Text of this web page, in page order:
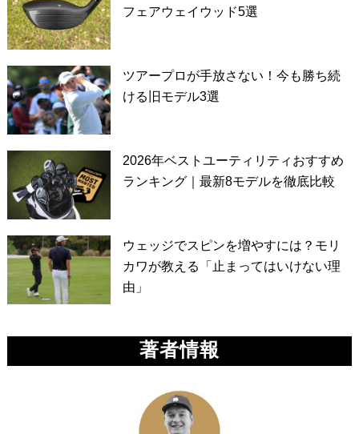
フェアウェイウッド5選
ツアープロが手放さない！今も勝ち続
ける旧モデル3選
2026年ベストユーティリティおすすめ
ランキング｜最新8モデルを徹底比較
ウェッジでスピンを増やすには？モリ
カワが教える「止まってはいけない理
由」
著者情報